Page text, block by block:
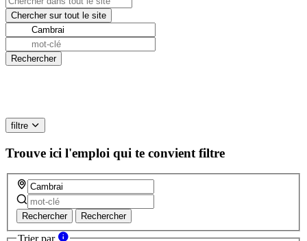
filtre
Trouve ici l'emploi qui te convient filtre
Rechercher Rechercher
Trier par